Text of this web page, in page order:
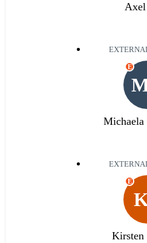
Axel
E
Michaela
E
Kirsten